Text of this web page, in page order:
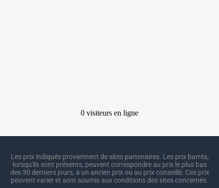
Les prix indiqués proviennent de sites partenaires. Les prix barrés,
lorsqu'ils sont présents, peuvent correspondre au prix le plus bas
des 30 derniers jours, à un ancien prix ou au prix conseillé. Ces prix
peuvent varier et sont soumis aux conditions des sites concernés.